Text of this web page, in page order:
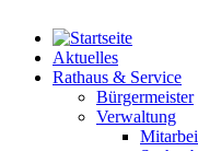
Aktuelles
Rathaus & Service
Bürgermeister
Verwaltung